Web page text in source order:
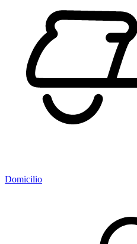
Domicilio